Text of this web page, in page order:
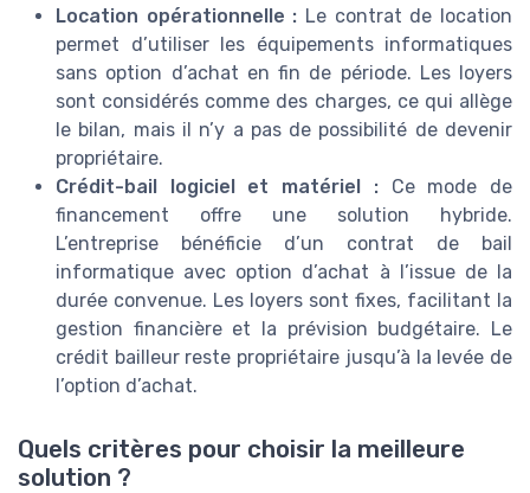
Location opérationnelle : Le contrat de location
permet d’utiliser les équipements informatiques
sans option d’achat en fin de période. Les loyers
sont considérés comme des charges, ce qui allège
le bilan, mais il n’y a pas de possibilité de devenir
propriétaire.
Crédit-bail logiciel et matériel :Ce mode de
financement offre une solution hybride.
L’entreprise bénéficie d’un contrat de bail
informatique avec option d’achat à l’issue de la
durée convenue. Les loyers sont fixes, facilitant la
gestion financière et la prévision budgétaire. Le
crédit bailleur reste propriétaire jusqu’à la levée de
l’option d’achat.
Quels critères pour choisir la meilleure
solution ?